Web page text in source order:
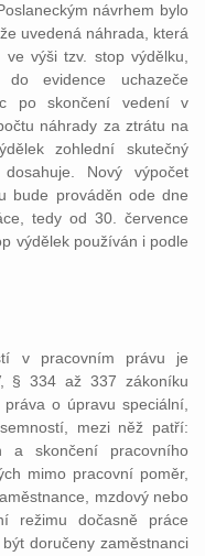
návrhem bylo
uvedená náhrada, která
výši tzv. stop výdělku,
evidence uchazeče
po skončení vedení v
náhrady za ztrátu na
zohlední skutečný
Nový výpočet
bude prováděn ode dne
tedy od 30. července
výdělek používán i podle
v pracovním právu je
§ 334 až 337 zákoníku
o úpravu speciální,
mezi něž patří:
a skončení pracovního
mimo pracovní poměr,
mzdový nebo
režimu dočasně práce
doručeny zaměstnanci